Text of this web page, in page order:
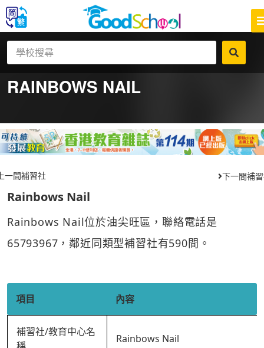
RAINBOWS NAIL
一間補習社 下一間補
Rainbows Nail
Rainbows Nail位於油尖旺區，聯絡電話是
65793967，鄰近同類型補習社有590間。
項目 內容
補習社/教育中心名
Rainbows Nail